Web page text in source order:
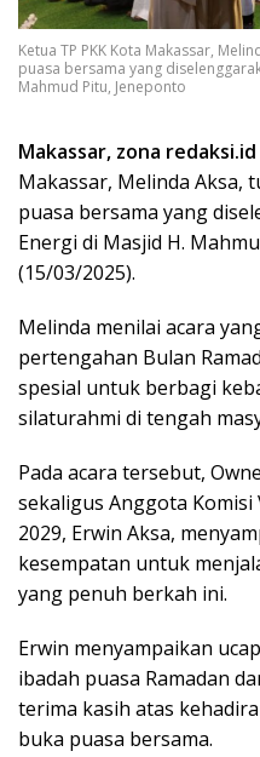
Ketua TP PKK Kota Makassar,
puasa bersama yang
Mahmud Pitu, Jeneponto
Makassar, zona redaksi.id
Makassar, Melinda Aksa,
puasa bersama yang
Energi di Masjid H.
(15/03/2025).
Melinda menilai acara
pertengahan Bulan
spesial untuk berbagi
silaturahmi di tengah
Pada acara tersebut,
sekaligus Anggota Komisi
2029, Erwin Aksa,
kesempatan untuk
yang penuh berkah ini.
Erwin menyampaikan
ibadah puasa Ramadan
terima kasih atas
buka puasa bersama.